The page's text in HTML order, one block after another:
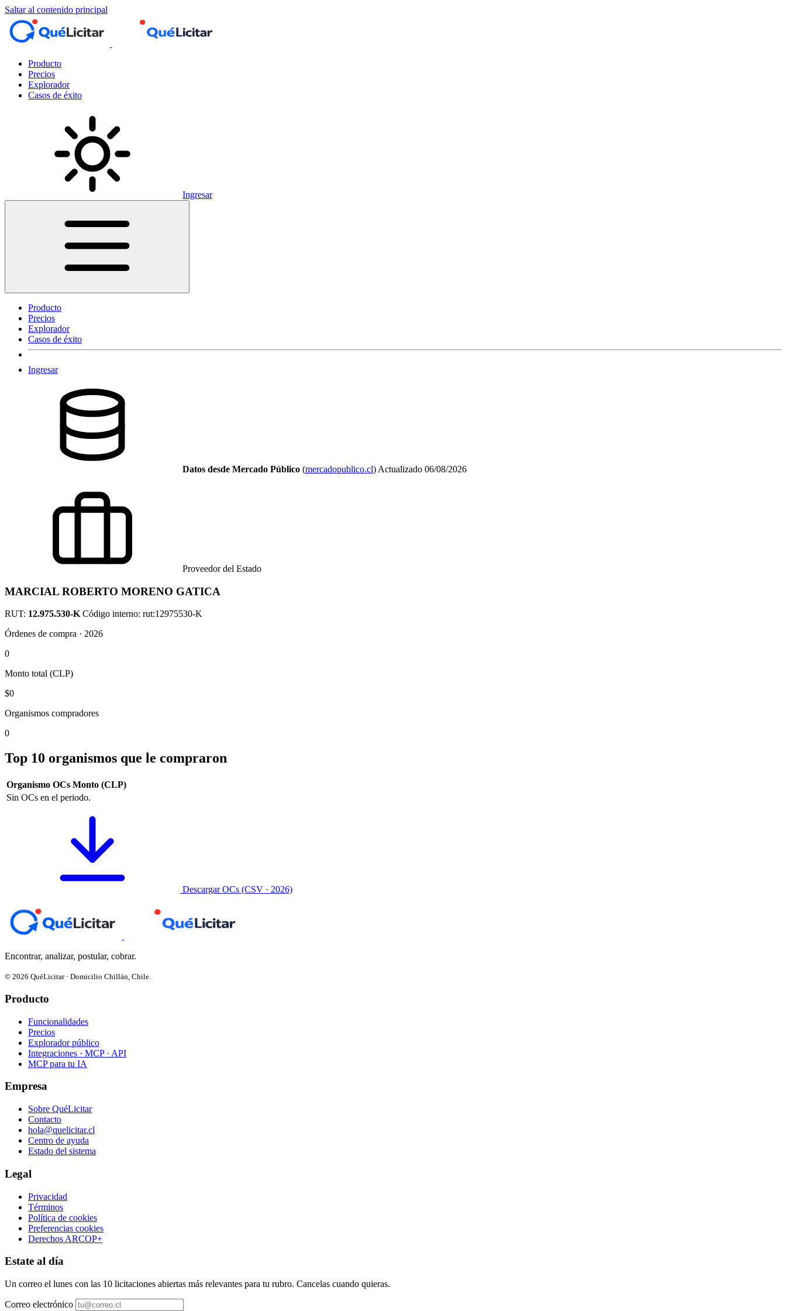
Saltar al contenido principal
Producto
Precios
Explorador
Casos de éxito
Ingresar
Producto
Precios
Explorador
Casos de éxito
Ingresar
Datos desde Mercado Público (mercadopublico.cl) Actualizado 06/08/2026
Proveedor del Estado
MARCIAL ROBERTO MORENO GATICA
RUT: 12.975.530-K Código interno: rut:12975530-K
Órdenes de compra · 2026
0
Monto total (CLP)
$0
Organismos compradores
0
Top 10 organismos que le compraron
Organismo OCs Monto (CLP)
Sin OCs en el periodo.
Descargar OCs (CSV · 2026)
Encontrar, analizar, postular, cobrar.
© 2026 QuéLicitar · Domicilio Chillán, Chile.
Producto
Funcionalidades
Precios
Explorador público
Integraciones · MCP · API
MCP para tu IA
Empresa
Sobre QuéLicitar
Contacto
hola@quelicitar.cl
Centro de ayuda
Estado del sistema
Legal
Privacidad
Términos
Política de cookies
Preferencias cookies
Derechos ARCOP+
Estate al día
Un correo el lunes con las 10 licitaciones abiertas más relevantes para tu rubro. Cancelas cuando quieras.
Correo electrónico